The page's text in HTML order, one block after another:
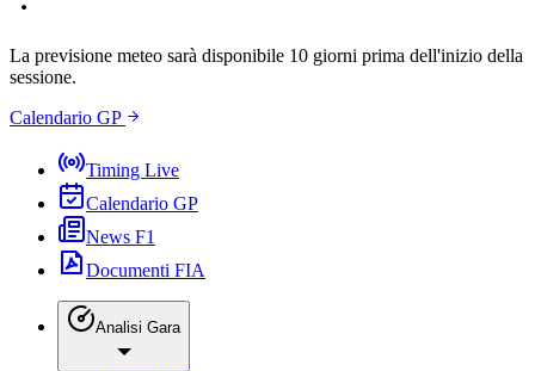
La previsione meteo sarà disponibile 10 giorni prima dell'inizio della
sessione.
Calendario GP
Timing Live
Calendario GP
News F1
Documenti FIA
Analisi Gara